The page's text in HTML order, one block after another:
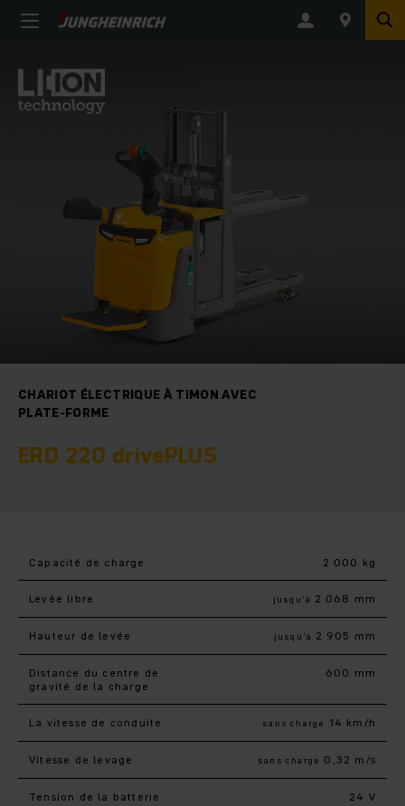
CHARIOT ÉLECTRIQUE À TIMON AVEC
PLATE-FORME
ERD 220 drivePLUS
Capacité de charge 2 000 kg
Levée libre jusqu’à 2 068 mm
Hauteur de levée jusqu’à 2 905 mm
Distance du centre de
gravité de la charge
600 mm
La vitesse de conduite sans charge 14 km/h
Vitesse de levage sans charge 0,32 m/s
Tension de la batterie 24 V